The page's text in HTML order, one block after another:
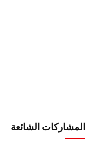
المشاركات الشائعة